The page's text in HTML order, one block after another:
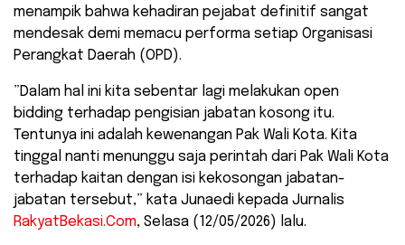
menampik bahwa kehadiran pejabat definitif sangat
mendesak demi memacu performa setiap Organisasi
Perangkat Daerah (OPD).
​”Dalam hal ini kita sebentar lagi melakukan open
bidding terhadap pengisian jabatan kosong itu.
Tentunya ini adalah kewenangan Pak Wali Kota. Kita
tinggal nanti menunggu saja perintah dari Pak Wali Kota
terhadap kaitan dengan isi kekosongan jabatan-
jabatan tersebut,” kata Junaedi kepada Jurnalis
RakyatBekasi.Com, Selasa (12/05/2026) lalu.